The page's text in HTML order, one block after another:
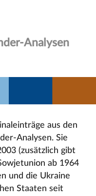
Analysen
aus den
Analysen. Sie
(zusätzlich gibt
ab 1964
und die Ukraine
Staaten seit